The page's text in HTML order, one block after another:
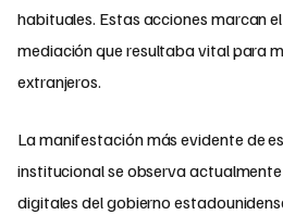
habituales. Estas acciones marcan
mediación que resultaba vital para
extranjeros.
La manifestación más evidente de
institucional se observa
digitales del gobierno